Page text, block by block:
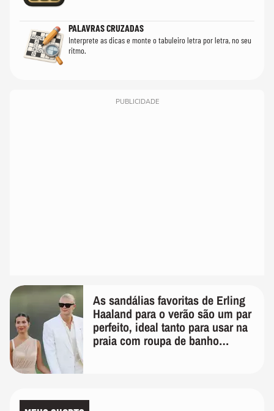
PALAVRAS CRUZADAS
Interprete as dicas e monte o tabuleiro letra por letra, no seu
ritmo.
PUBLICIDADE
As sandálias favoritas de Erling
Haaland para o verão são um par
perfeito, ideal tanto para usar na
praia com roupa de banho